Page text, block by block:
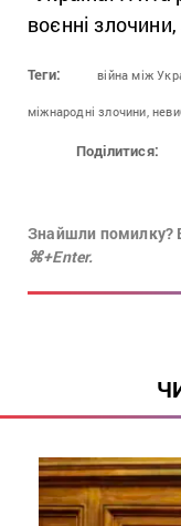
воєнні
Теги: війна між
міжнародні злочини,
Поділитися:
Знайшли помилку?
⌘+Enter.